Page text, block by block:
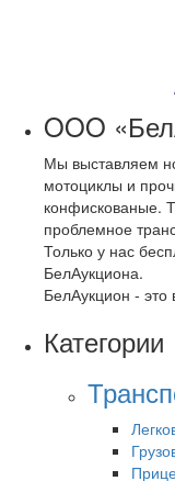
OOO
Мы выставляем
мотоциклы и
конфискованые.
проблемное
Только у нас
БелАукциона.
БелАукцион - это
Категории